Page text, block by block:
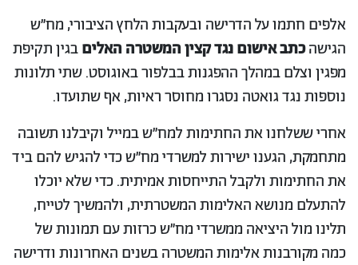
אלפים חתמו על הדרישה ובעקבות הלחץ הציבורי, מח״ש
הגישהכתב אישום נגד קצין המשטרה האליםבגין תקיפת
מפגין וצלם במהלך ההפגנות בבלפור באוגוסט. שתי תלונות
נוספות נגד גואטה נסגרו מחוסר ראיות, אף שתועדו.
אחרי ששלחנו את החתימות למח״ש במייל וקיבלנו תשובה
מתחמקת, הגענו ישירות למשרדי מח״ש כדי להגיש להם ביד
את החתימות ולקבל התייחסות אמיתית. כדי שלא יוכלו
להתעלם מנושא האלימות המשטרתית, ולהמשיך לטייח,
תלינו מול היציאה ממשרדי מח״ש כרזות עם תמונות של
כמה מקורבנות אלימות המשטרה בשנים האחרונות ודרישה